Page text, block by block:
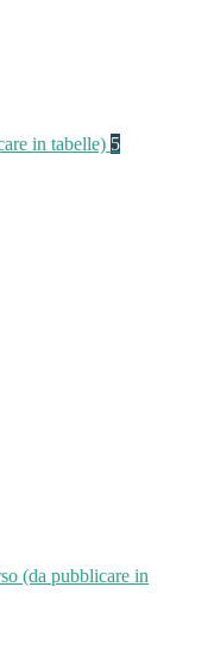
in tabelle) 5
(da pubblicare in